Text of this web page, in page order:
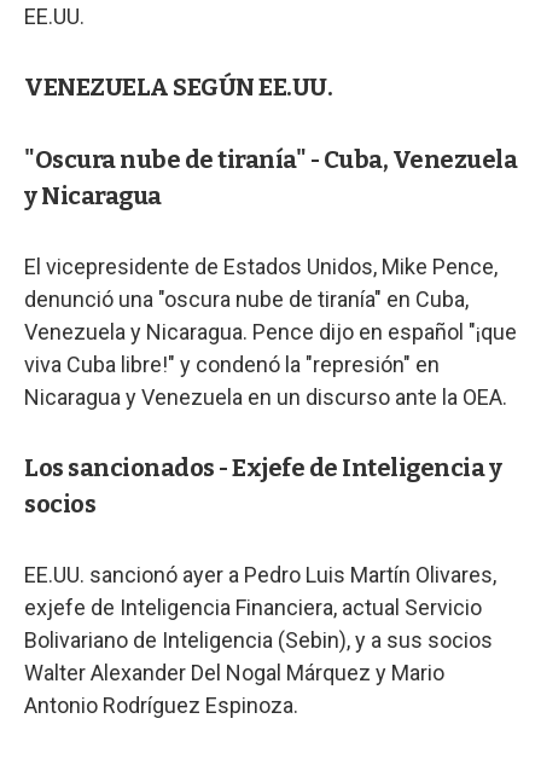
EE.UU.
VENEZUELA SEGÚN EE.UU.
"Oscura nube de tiranía" - Cuba, Venezuela
y Nicaragua
El vicepresidente de Estados Unidos, Mike Pence,
denunció una "oscura nube de tiranía" en Cuba,
Venezuela y Nicaragua. Pence dijo en español "¡que
viva Cuba libre!" y condenó la "represión" en
Nicaragua y Venezuela en un discurso ante la OEA.
Los sancionados - Exjefe de Inteligencia y
socios
EE.UU. sancionó ayer a Pedro Luis Martín Olivares,
exjefe de Inteligencia Financiera, actual Servicio
Bolivariano de Inteligencia (Sebin), y a sus socios
Walter Alexander Del Nogal Márquez y Mario
Antonio Rodríguez Espinoza.